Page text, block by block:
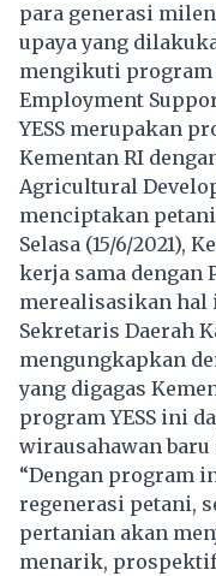
para generasi
upaya yang
mengikuti program
Employment
YESS merupakan
Kementan RI
Agricultural
menciptakan
Selasa (15/6/2021),
kerja sama dengan
merealisasikan hal
Sekretaris Daerah
mengungkapkan
yang digagas
program YESS ini
wirausahawan
“Dengan program
regenerasi petani,
pertanian akan
menarik,